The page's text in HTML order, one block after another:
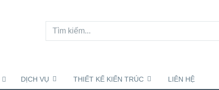
DỊCH VỤ THIẾT KẾ KIẾN TRÚC LIÊN HỆ